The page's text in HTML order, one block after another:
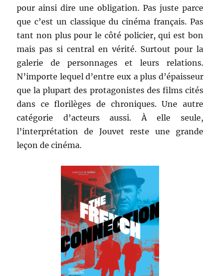
pour ainsi dire une obligation. Pas juste parce
que c’est un classique du cinéma français. Pas
tant non plus pour le côté policier, qui est bon
mais pas si central en vérité. Surtout pour la
galerie de personnages et leurs relations.
N’importe lequel d’entre eux a plus d’épaisseur
que la plupart des protagonistes des films cités
dans ce florilèges de chroniques. Une autre
catégorie d’acteurs aussi. À elle seule,
l’interprétation de Jouvet reste une grande
leçon de cinéma.